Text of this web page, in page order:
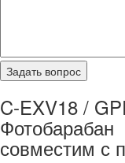
C-EXV18 /
Фотобарабан
совместим с